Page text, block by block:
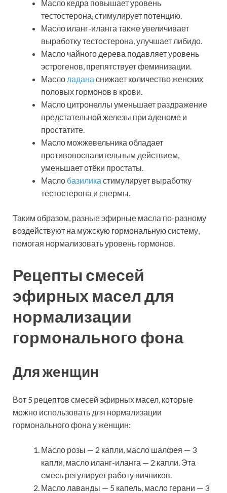
Масло кедра повышает уровень
тестостерона, стимулирует потенцию.
Масло иланг-иланга также увеличивает
выработку тестостерона, улучшает либидо.
Масло чайного дерева подавляет уровень
эстрогенов, препятствует феминизации.
Масло ладана снижает количество женских
половых гормонов в крови.
Масло цитронеллы уменьшает раздражение
предстательной железы при аденоме и
простатите.
Масло можжевельника обладает
противовоспалительным действием,
уменьшает отёки простаты.
Масло базилика стимулирует выработку
тестостерона и спермы.
Таким образом, разные эфирные масла по-разному
воздействуют на мужскую гормональную систему,
помогая нормализовать уровень гормонов.
Рецепты смесей
эфирных масел для
нормализации
гормонального фона
Для женщин
Вот 5 рецептов смесей эфирных масел, которые
можно использовать для нормализации
гормонального фона у женщин:
Масло розы — 2 капли, масло шалфея — 3
капли, масло иланг-иланга — 2 капли. Эта
смесь регулирует работу яичников.
Масло лаванды — 5 капель, масло герани — 3